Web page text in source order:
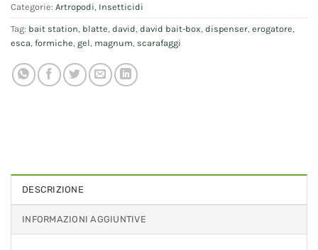
Categorie: Artropodi Insetticidi
Tag: bait station blatte david david bait-box dispenser erogatore
esca formiche gel magnum scarafaggi
DESCRIZIONE
INFORMAZIONI AGGIUNTIVE